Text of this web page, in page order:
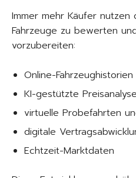
Immer mehr Käufer nutzen
Fahrzeuge zu bewerten
vorzubereiten:
Online-Fahrzeughistorien
KI-gestützte
virtuelle Probefahrten
digitale
Echtzeit-Marktdaten